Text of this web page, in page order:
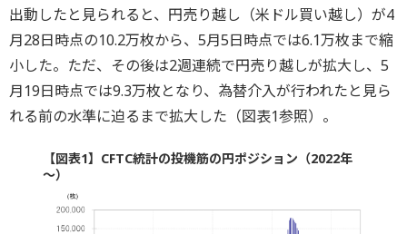
出動したと見られると、円売り越し（米ドル買い越し）が4
月28日時点の10.2万枚から、5月5日時点では6.1万枚まで縮
小した。ただ、その後は2週連続で円売り越しが拡大し、5
月19日時点では9.3万枚となり、為替介入が行われたと見ら
れる前の水準に迫るまで拡大した（図表1参照）。
【図表1】CFTC統計の投機筋の円ポジション（2022年
～）